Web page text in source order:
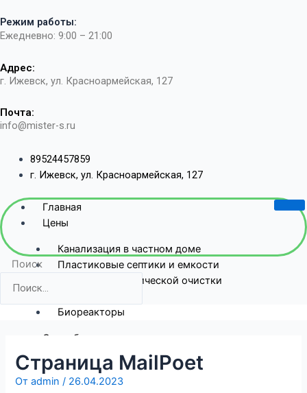
к
содержимому
Режим работы:
Ежедневно: 9:00 – 21:00
Адрес:
г. Ижевск, ул. Красноармейская, 127​
Почта:
info@mister-s.ru
89524457859
г. Ижевск, ул. Красноармейская, 127
Главная
Цены
Канализация в частном доме
Пластиковые септики и емкости
Станции биологической очистки
Биореакторы
Способы оплаты
Другой регион
Контакты
Поиск
Страница MailPoet
От admin/ 26.04.2023